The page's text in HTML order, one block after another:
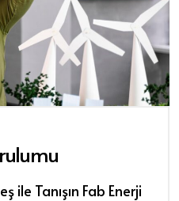
ile Tanışın Fab Enerji